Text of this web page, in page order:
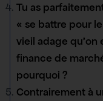
Tu as
« se battre pour
vieil adage
finance de
pourquoi ?
Contrairement à